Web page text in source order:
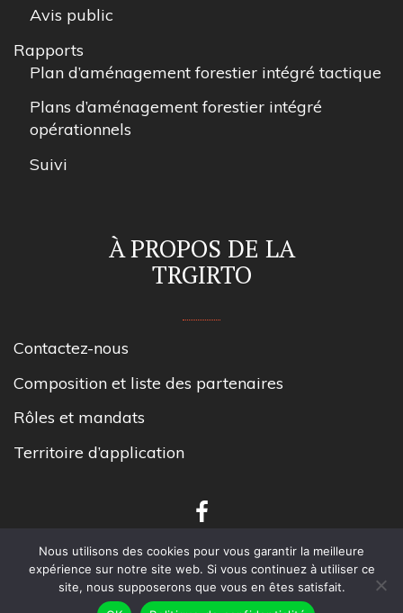
Avis public
Rapports
Plan d’aménagement forestier intégré tactique
Plans d’aménagement forestier intégré
opérationnels
Suivi
À PROPOS DE LA
TRGIRTO
Contactez-nous
Composition et liste des partenaires
Rôles et mandats
Territoire d’application
Tous droits réservés TRGIRT Outaouais.
Nous utilisons des cookies pour vous garantir la meilleure
expérience sur notre site web. Si vous continuez à utiliser ce
site, nous supposerons que vous en êtes satisfait.